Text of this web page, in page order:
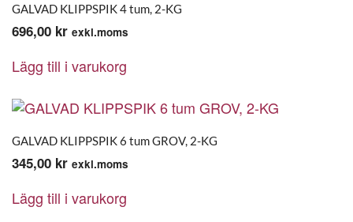
GALVAD KLIPPSPIK 4 tum, 2-KG
696,00 kr exkl.moms
Lägg till i varukorg
GALVAD KLIPPSPIK 6 tum GROV, 2-KG
345,00 kr exkl.moms
Lägg till i varukorg